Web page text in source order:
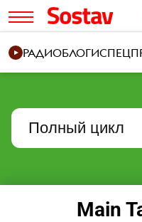
РАДИОБЛОГИ
Полный цикл
Main